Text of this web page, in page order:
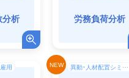
分析 労務負荷分析
用 異動・人材配置シミュレーション